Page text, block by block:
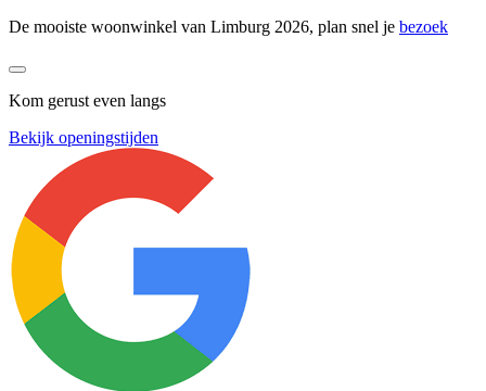
De mooiste woonwinkel van Limburg 2026, plan snel je bezoek
Kom gerust even langs
Bekijk openingstijden